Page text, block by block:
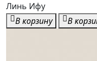
Линь Ифу
В корзину
В